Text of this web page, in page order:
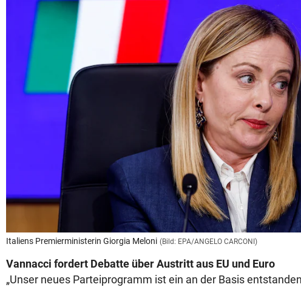
Italiens Premierministerin Giorgia Meloni (Bild: EPA/ANGELO CARCONI)
Vannacci fordert Debatte über Austritt aus EU und Euro
„Unser neues Parteiprogramm ist ein an der Basis